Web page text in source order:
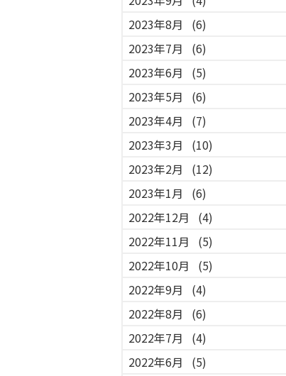
2023年8月
(6)
2023年7月
(6)
2023年6月
(5)
2023年5月
(6)
2023年4月
(7)
2023年3月
(10)
2023年2月
(12)
2023年1月
(6)
2022年12月
(4)
2022年11月
(5)
2022年10月
(5)
2022年9月
(4)
2022年8月
(6)
2022年7月
(4)
2022年6月
(5)